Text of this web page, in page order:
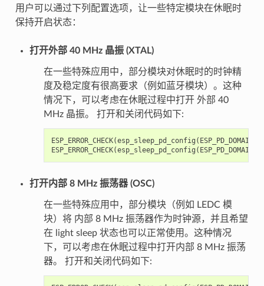
用户可以通过下列配置选项，让一些特定模块在休眠时
保持开启状态：
打开外部 40 MHz 晶振 (XTAL)
在一些特殊应用中，部分模块对休眠时的时钟精
度及稳定度有很高要求（例如蓝牙模块）。这种
情况下，可以考虑在休眠过程中打开 外部 40
MHz 晶振。 打开和关闭代码如下:
ESP_ERROR_CHECK(esp_sleep_pd_config (
ESP_ERROR_CHECK(esp_sleep_pd_config (
打开内部 8 MHz 振荡器 (OSC)
在一些特殊应用中，部分模块（例如 LEDC 模
块）将 内部 8 MHz 振荡器作为时钟源，并且希望
在 light sleep 状态也可以正常使用。这种情况
下，可以考虑在休眠过程中打开内部 8 MHz 振荡
器。 打开和关闭代码如下: